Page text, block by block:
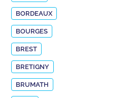
BORDEAUX
BOURGES
BREST
BRETIGNY
BRUMATH